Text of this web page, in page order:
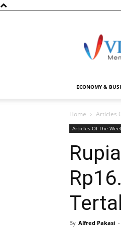
ECONOMY &
Home Articles
Articles Of The
By Alfred Pakasi -